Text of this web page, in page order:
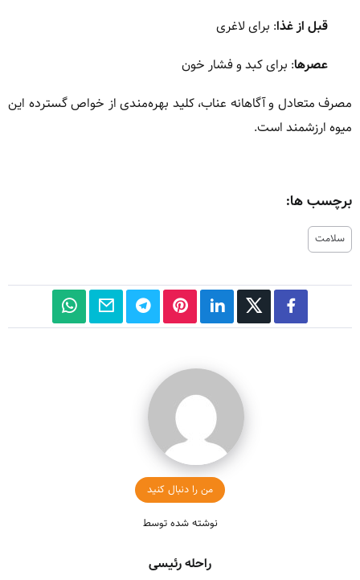
قبل از غذا: برای لاغری
عصرها: برای کبد و فشار خون
مصرف متعادل و آگاهانه عناب، کلید بهره‌مندی از خواص گسترده این
میوه ارزشمند است.
برچسب ها:
سلامت
من را دنبال کنید
نوشته شده توسط
راحله رئیسی